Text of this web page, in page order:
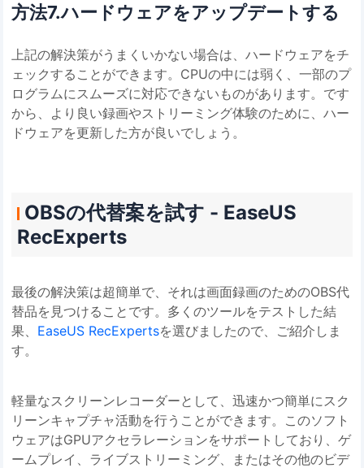
方法7.ハードウェアをアップデートする
上記の解決策がうまくいかない場合は、ハードウェアをチ
ェックすることができます。CPUの中には弱く、一部のプ
ログラムにスムーズに対応できないものがあります。です
から、より良い録画やストリーミング体験のために、ハー
ドウェアを更新した方が良いでしょう。
OBSの代替案を試す - EaseUS
RecExperts
最後の解決策は超簡単で、それは画面録画のためのOBS代
替品を見つけることです。多くのツールをテストした結
果、 EaseUS RecExpertsを選びましたので、ご紹介しま
す。
軽量なスクリーンレコーダーとして、迅速かつ簡単にスク
リーンキャプチャ活動を行うことができます。このソフト
ウェアはGPUアクセラレーションをサポートしており、ゲ
ームプレイ、ライブストリーミング、またはその他のビデ